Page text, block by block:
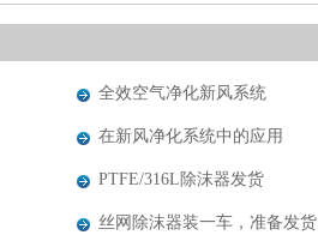
全效空气净化新风系统
在新风净化系统中的应用
PTFE/316L除沫器发货
丝网除沫器装一车，准备发货